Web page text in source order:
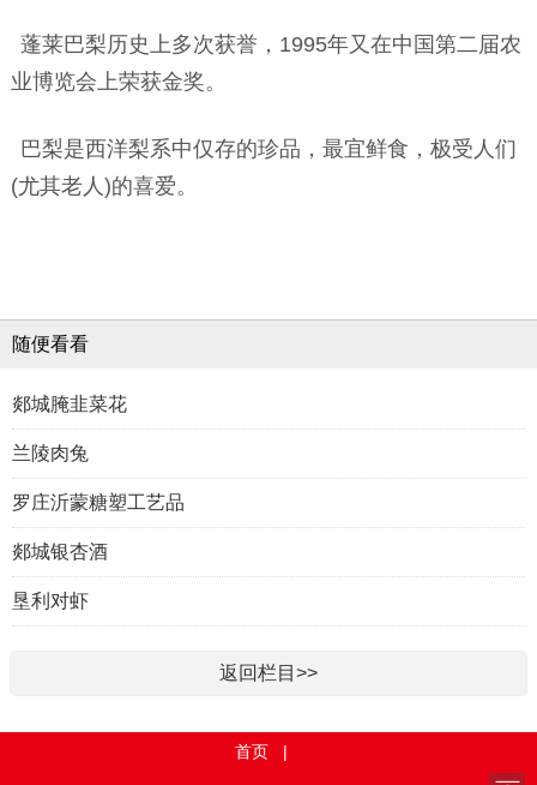
蓬莱巴梨历史上多次获誉，1995年又在中国第二届农
业博览会上荣获金奖。
巴梨是西洋梨系中仅存的珍品，最宜鲜食，极受人们
(尤其老人)的喜爱。
随便看看
郯城腌韭菜花
兰陵肉兔
罗庄沂蒙糖塑工艺品
郯城银杏酒
垦利对虾
返回栏目>>
首页 |